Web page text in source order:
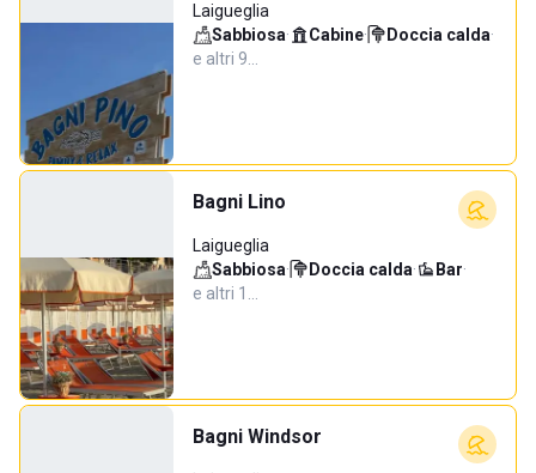
Laigueglia
Sabbiosa· Cabine· Doccia calda·
e altri 9…
Bagni Lino
Laigueglia
Sabbiosa· Doccia calda· Bar·
e altri 1…
Bagni Windsor